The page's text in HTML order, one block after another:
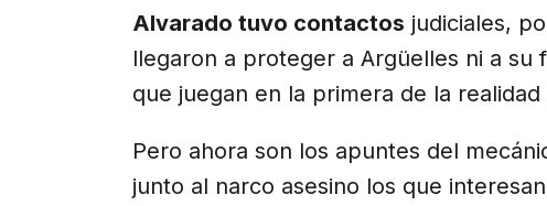
Alvarado tuvo contactos judiciales,
llegaron a proteger a Argüelles ni a su
que juegan en la primera de la realidad
Pero ahora son los apuntes del
junto al narco asesino los que